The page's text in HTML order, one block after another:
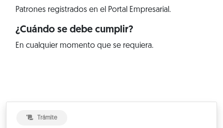
Patrones registrados en el Portal Empresarial.
¿Cuándo se debe cumplir?
En cualquier momento que se requiera.
Trámite